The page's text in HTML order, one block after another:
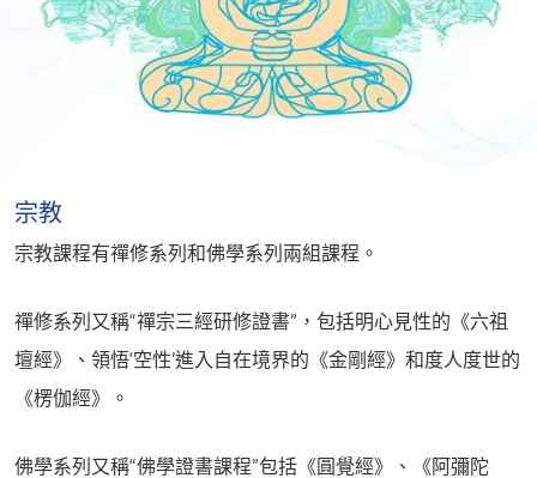
宗教
宗教課程有禪修系列和佛學系列兩組課程。
禪修系列又稱“禪宗三經研修證書”，包括明心見性的《六祖
壇經》、領悟‘空性’進入自在境界的《金剛經》和度人度世的
《楞伽經》。
佛學系列又稱“佛學證書課程”包括《圓覺經》、《阿彌陀